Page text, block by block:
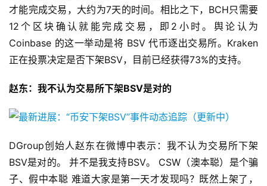
才能完成交易，大约为7天的时间。相比之下，BCH只需要
12个区块确认就能完成交易，即2小时。舆论认为
Coinbase 的这一举动是将 BSV 代币逐出交易所。Kraken
正在投票决定是否下架BSV，目前已经获得73%的支持。
赵东：我不认为交易所下架BSV是对的
DGroup创始人赵东在微博中表示：我不认为交易所下架
BSV是对的。 并不是我支持BSV。 CSW（澳本聪）是个骗
子、假中本聪 难道大家是第一天才发现吗？既然上架了，